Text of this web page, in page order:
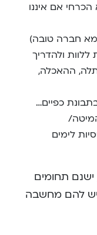
אם איננו
חברה טובה)
ולהדריך
ההאכלה,
כפיים…
לימים
תחומים
להם מחשבה